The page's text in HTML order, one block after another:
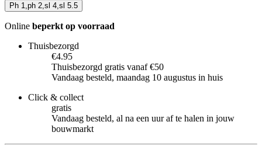
Ph 1,ph 2,sl 4,sl 5.5
Online beperkt op voorraad
Thuisbezorgd
€4.95
Thuisbezorgd gratis vanaf €50
Vandaag besteld, maandag 10 augustus in huis
Click & collect
gratis
Vandaag besteld, al na een uur af te halen in jouw
bouwmarkt